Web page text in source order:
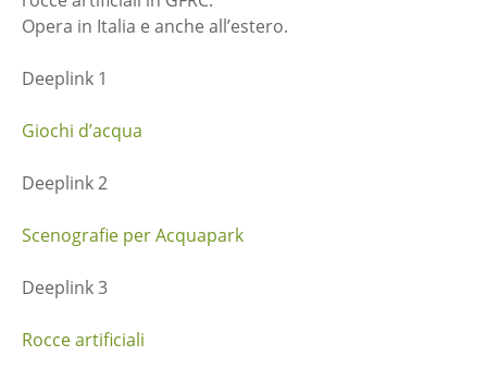
Opera in Italia e anche all’estero.
Deeplink 1
Giochi d’acqua
Deeplink 2
Scenografie per Acquapark
Deeplink 3
Rocce artificiali